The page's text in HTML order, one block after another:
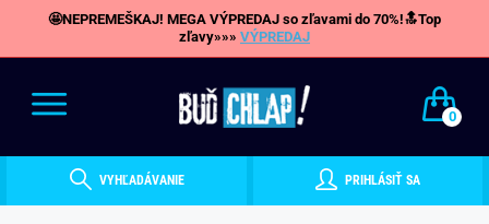
🤩NEPREMEŠKAJ! MEGA VÝPREDAJ so zľavami do 70%!🔝Top
zľavy»»» VÝPREDAJ
0
VYHĽADÁVANIE PRIHLÁSIŤ SA